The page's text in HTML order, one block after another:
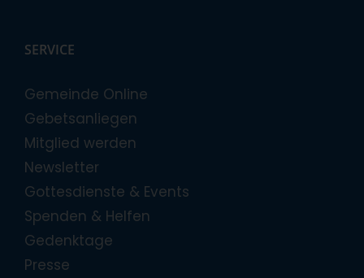
SERVICE
Gemeinde Online
Gebetsanliegen
Mitglied werden
Newsletter
Gottesdienste & Events
Spenden & Helfen
Gedenktage
Presse